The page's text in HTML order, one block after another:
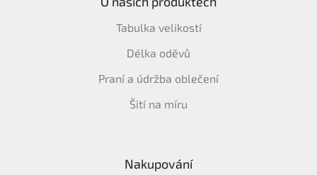
Tabulka velikostí
Délka oděvů
Praní a údržba oblečení
Šití na míru
Nakupování